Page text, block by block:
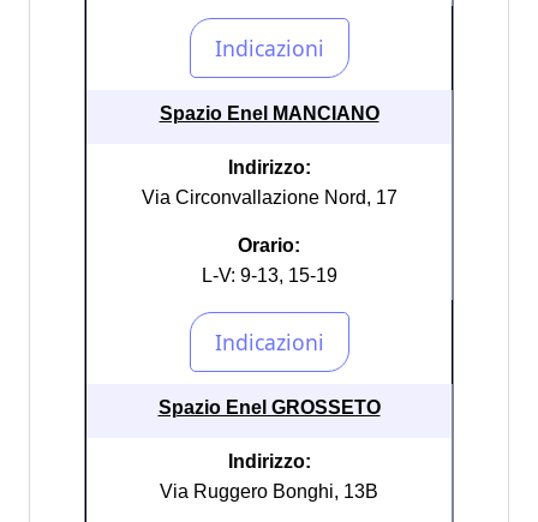
Spazio Enel MANCIANO
Indirizzo:
Via Circonvallazione Nord, 17
Orario:
L-V: 9-13, 15-19
Spazio Enel GROSSETO
Indirizzo:
Via Ruggero Bonghi, 13B